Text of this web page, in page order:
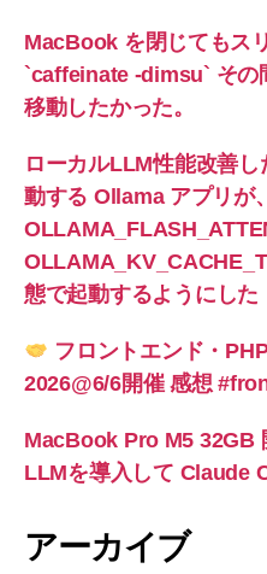
MacBook を閉じてもス
`caffeinate -dimsu` その
移動したかった。
ローカルLLM性能改善
動する Ollama アプリが、
態で起動するようにした
フロントエンド・
2026@6/6開催 感想
MacBook Pro M5 32GB
LLMを導入して Claude
アーカイブ